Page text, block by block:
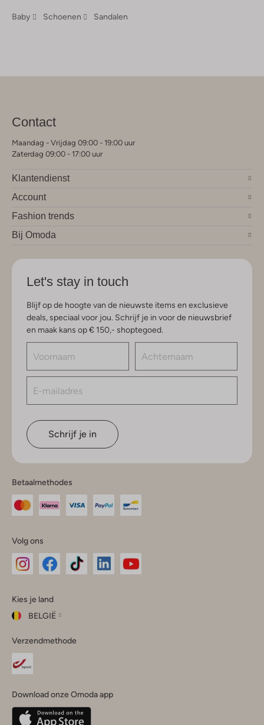
Baby Schoenen Sandalen
Contact
Maandag - Vrijdag 09:00 - 19:00 uur
Zaterdag 09:00 - 17:00 uur
Klantendienst
Account
Fashion trends
Bij Omoda
Let's stay in touch
Blijf op de hoogte van de nieuwste items en exclusieve
deals, speciaal voor jou. Schrijf je in voor de nieuwsbrief
en maak kans op € 150,- shoptegoed.
Schrijf je in
Betaalmethodes
Volg ons
InstagramFacebook
Kies je land
BELGIË
je
land
Belgique(Français)
Verzendmethode
Download onze Omoda app